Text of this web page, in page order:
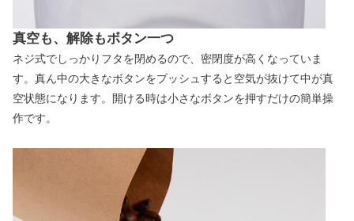
真空も、解除もボタン一つ
ネジ式でしっかりフタを閉めるので、密閉度が高くなっていま
す。真ん中の大きなボタンをプッシュすると空気が抜けて中が真
空状態になります。開ける時は小さなボタンを押すだけの簡単操
作です。